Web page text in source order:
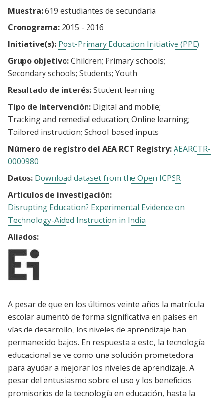
Muestra:619 estudiantes de secundaria
Cronograma: 2015 - 2016
Initiative(s): Post-Primary Education Initiative (PPE)
Grupo objetivo:Children Primary schools
Secondary schools Students Youth
Resultado de interés:Student learning
Tipo de intervención: Digital and mobile
Tracking and remedial education Online learning
Tailored instruction School-based inputs
Número de registro del AEA RCT Registry:AEARCTR-
0000980
Datos: Download dataset from the Open ICPSR
Artículos de investigación:
Disrupting Education? Experimental Evidence on
Technology-Aided Instruction in India
Aliados:
A pesar de que en los últimos veinte años la matrícula
escolar aumentó de forma significativa en países en
vías de desarrollo, los niveles de aprendizaje han
permanecido bajos. En respuesta a esto, la tecnología
educacional se ve como una solución prometedora
para ayudar a mejorar los niveles de aprendizaje. A
pesar del entusiasmo sobre el uso y los beneficios
promisorios de la tecnología en educación, hasta la